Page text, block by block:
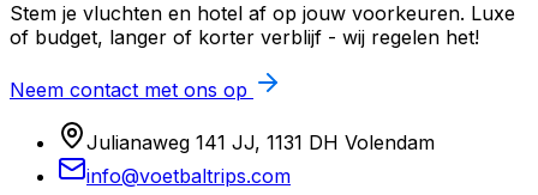
Stem je vluchten en hotel af op jouw voorkeuren. Luxe
of budget, langer of korter verblijf - wij regelen het!
Neem contact met ons op
Julianaweg 141 JJ, 1131 DH Volendam
info@voetbaltrips.com